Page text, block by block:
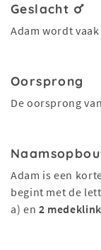
Geslacht
Adam wordt
Oorsprong
De oorsprong van
Adam is een
begint met de
a) en 2